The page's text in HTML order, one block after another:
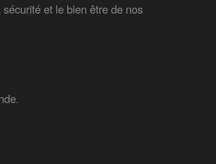
et le bien être de nos
.